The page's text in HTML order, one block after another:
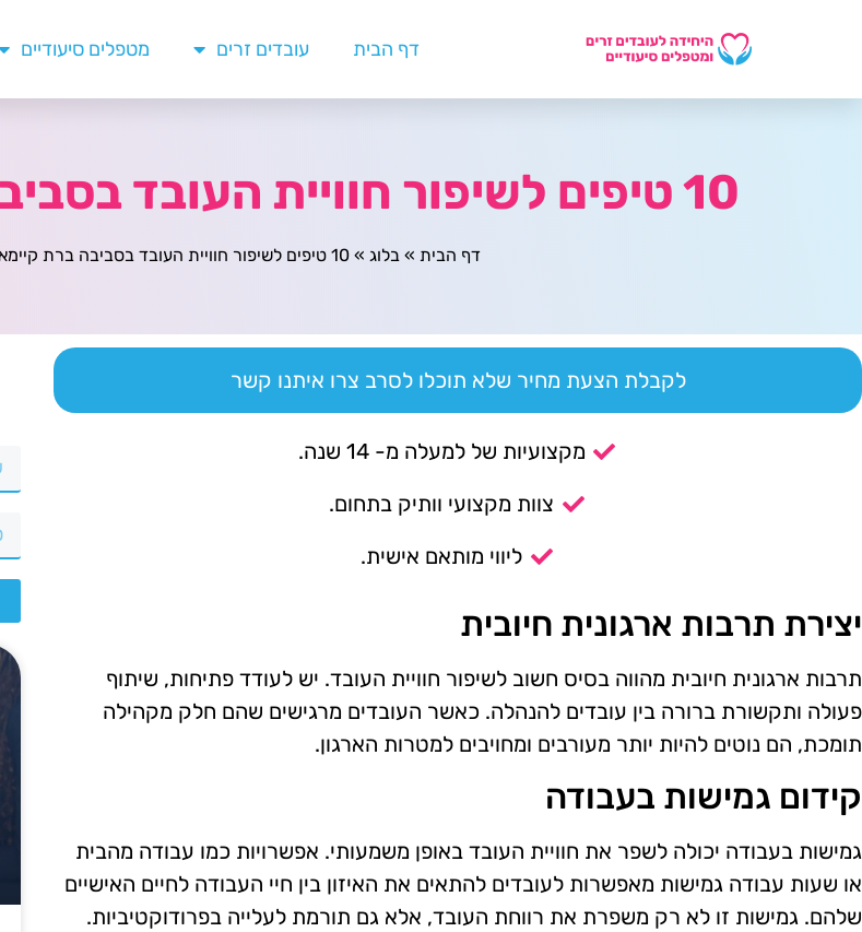
דף הבית עובדים זרים מטפלים סיעודיים
10 טיפים לשיפור חוויית העובד בסביבה ברת קיימא
דף הבית » בלוג » 10 טיפים לשיפור חוויית העובד בסביבה ברת קיימא
לקבלת הצעת מחיר שלא תוכלו לסרב צרו איתנו קשר
מקצועיות של למעלה מ- 14 שנה.
צוות מקצועי וותיק בתחום.
ליווי מותאם אישית.
יצירת תרבות ארגונית חיובית
תרבות ארגונית חיובית מהווה בסיס חשוב לשיפור חוויית העובד. יש לעודד פתיחות, שיתוף
פעולה ותקשורת ברורה בין עובדים להנהלה. כאשר העובדים מרגישים שהם חלק מקהילה
תומכת, הם נוטים להיות יותר מעורבים ומחויבים למטרות הארגון.
קידום גמישות בעבודה
גמישות בעבודה יכולה לשפר את חוויית העובד באופן משמעותי. אפשרויות כמו עבודה מהבית
או שעות עבודה גמישות מאפשרות לעובדים להתאים את האיזון בין חיי העבודה לחיים האישיים
שלהם. גמישות זו לא רק משפרת את רווחת העובד, אלא גם תורמת לעלייה בפרודוקטיביות.